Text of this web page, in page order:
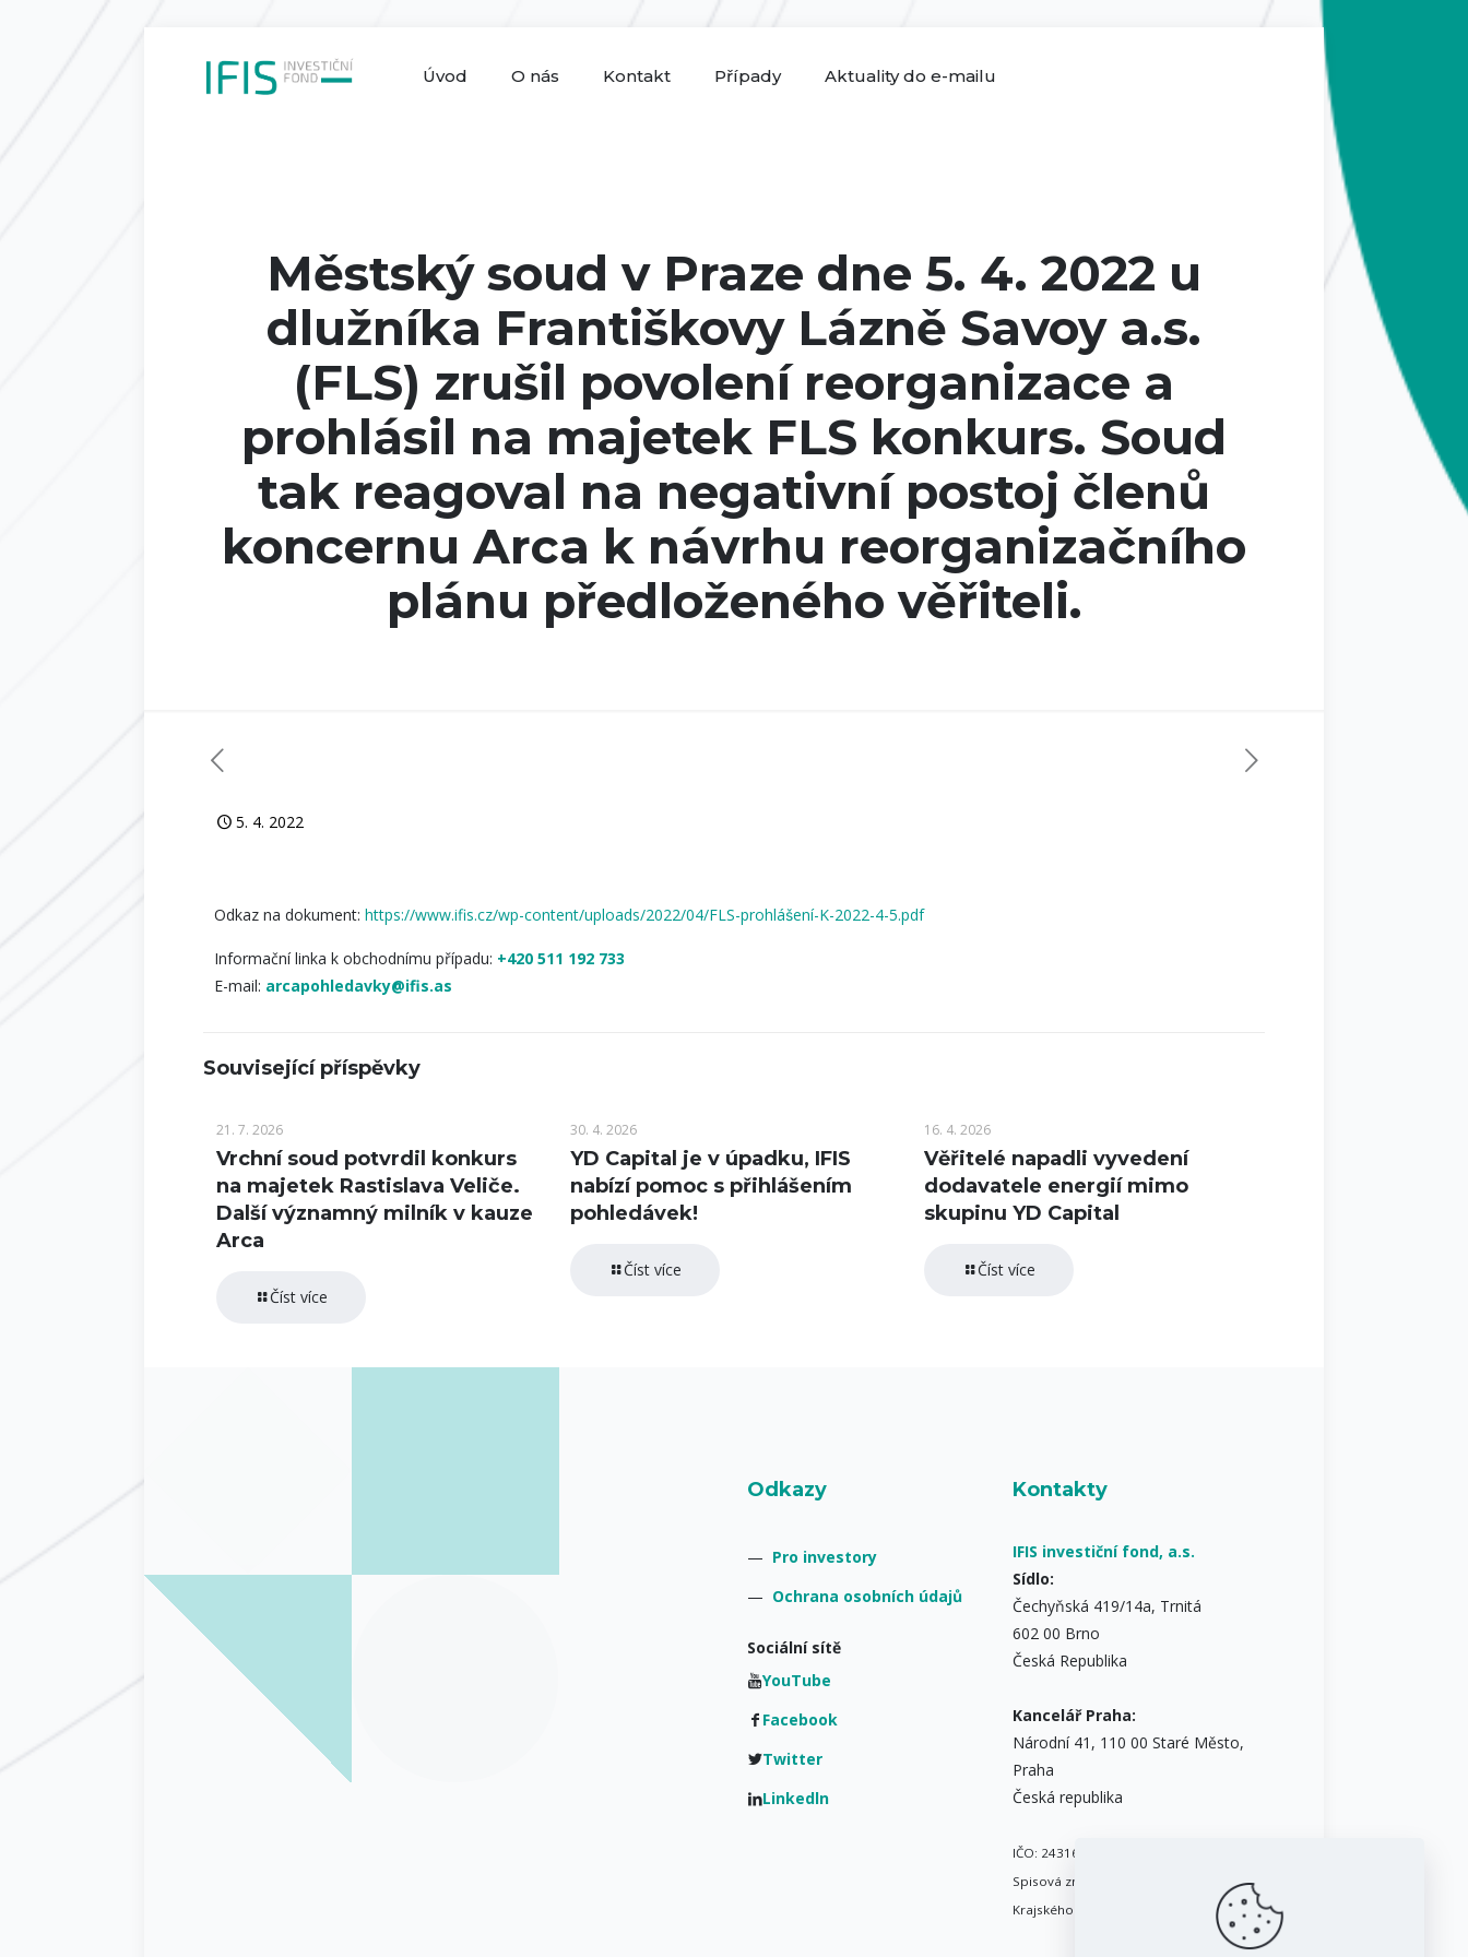
Úvod O nás Kontakt Případy Aktuality do e-mailu
Městský soud v Praze dne 5. 4. 2022 u
dlužníka Františkovy Lázně Savoy a.s.
(FLS) zrušil povolení reorganizace a
prohlásil na majetek FLS konkurs. Soud
tak reagoval na negativní postoj členů
koncernu Arca k návrhu reorganizačního
plánu předloženého věřiteli.
5. 4. 2022
Odkaz na dokument: https://www.ifis.cz/wp-content/uploads/2022/04/FLS-prohlášení-K-2022-4-5.pdf
Informační linka k obchodnímu případu: +420 511 192 733
E-mail: arcapohledavky@ifis.as
Související příspěvky
21. 7. 2026
Vrchní soud potvrdil konkurs
na majetek Rastislava Veliče.
Další významný milník v kauze
Arca
Číst více
30. 4. 2026
YD Capital je v úpadku, IFIS
nabízí pomoc s přihlášením
pohledávek!
Číst více
16. 4. 2026
Věřitelé napadli vyvedení
dodavatele energií mimo
skupinu YD Capital
Číst více
Odkazy
— Pro investory
— Ochrana osobních údajů
Sociální sítě
YouTube
Facebook
Twitter
Linkedln
Kontakty
IFIS investiční fond, a.s.
Sídlo:
Čechyňská 419/14a, Trnitá
602 00 Brno
Česká Republika
Kancelář Praha:
Národní 41, 110 00 Staré Město,
Praha
Česká republika
IČO: 24316717
Spisová značka: B 8086 vedená u
Krajského soudu v Brně